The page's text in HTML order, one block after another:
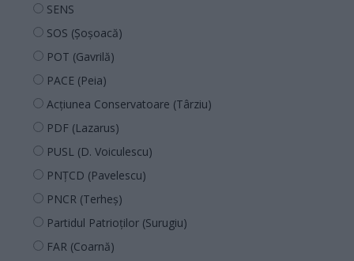
SENS
SOS (Șoșoacă)
POT (Gavrilă)
PACE (Peia)
Acțiunea Conservatoare (Târziu)
PDF (Lazarus)
PUSL (D. Voiculescu)
PNȚCD (Pavelescu)
PNCR (Terheș)
Partidul Patrioților (Surugiu)
FAR (Coarnă)